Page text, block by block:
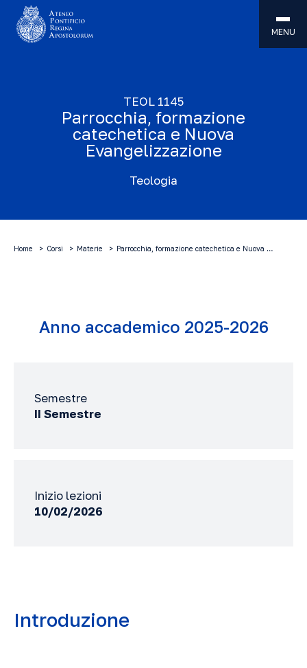
MENU
TEOL 1145
Parrocchia, formazione
catechetica e Nuova
Evangelizzazione
Teologia
Home Corsi Materie Parrocchia, formazione catechetica e Nuova …
Anno accademico 2025-2026
Semestre
II Semestre
Inizio lezioni
10/02/2026
Introduzione